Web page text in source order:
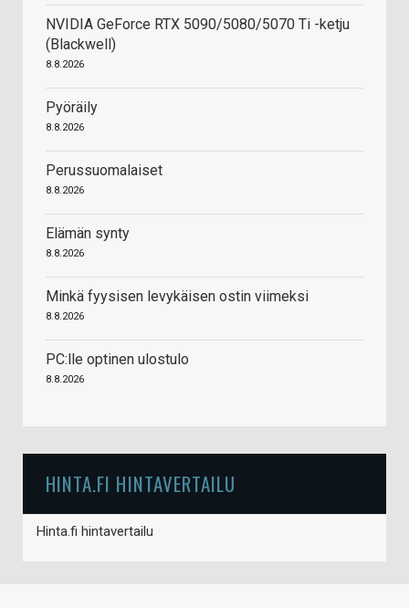
NVIDIA GeForce RTX 5090/5080/5070 Ti -ketju
(Blackwell)
8.8.2026
Pyöräily
8.8.2026
Perussuomalaiset
8.8.2026
Elämän synty
8.8.2026
Minkä fyysisen levykäisen ostin viimeksi
8.8.2026
PC:lle optinen ulostulo
8.8.2026
HINTA.FI HINTAVERTAILU
Hinta.fi hintavertailu